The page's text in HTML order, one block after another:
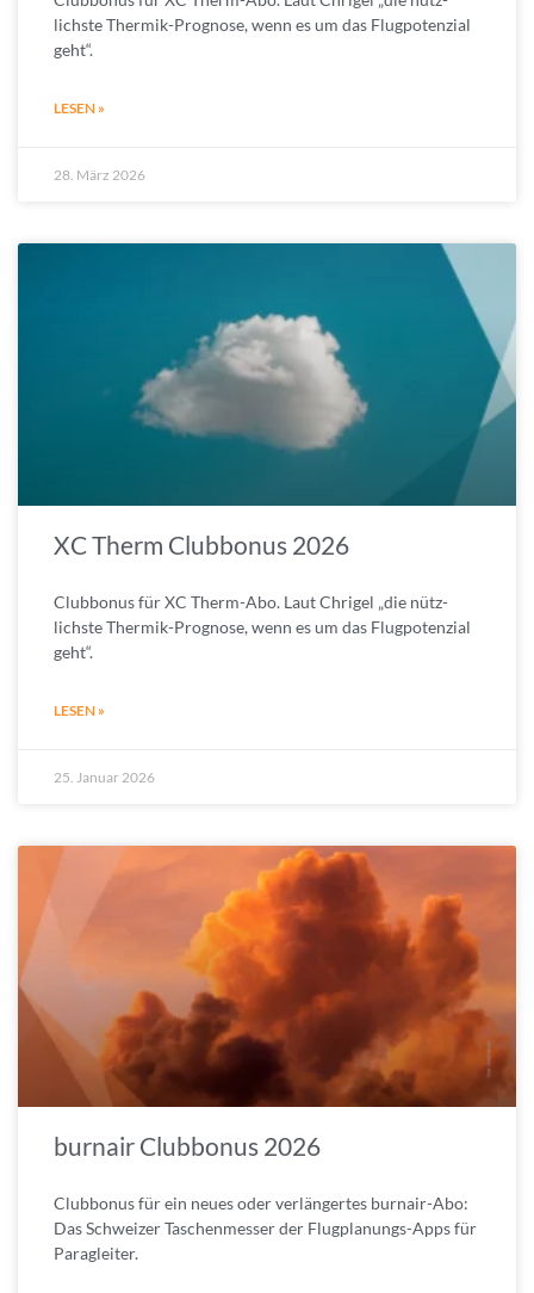
lichs­te Thermik-Prog­nose, wenn es um das Flug­po­ten­zial
geht“.
LESEN »
28. März 2026
XC Therm Clubbonus 2026
Clubbonus für XC Therm-Abo. Laut Chrigel „die nütz­
lichs­te Thermik-Prog­nose, wenn es um das Flug­po­ten­zial
geht“.
LESEN »
25. Januar 2026
burnair Clubbonus 2026
Clubbonus für ein neues oder verlängertes burnair-Abo:
Das Schweizer Taschenmesser der Flugplanungs-Apps für
Paragleiter.